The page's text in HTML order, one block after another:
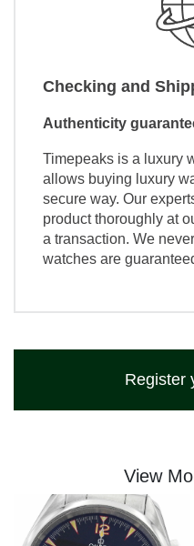
Checking and
Authenticity
Timepeaks is a luxury
allows buying luxury
secure way. Our
product thoroughly at
a transaction. We
watches are
Register
View